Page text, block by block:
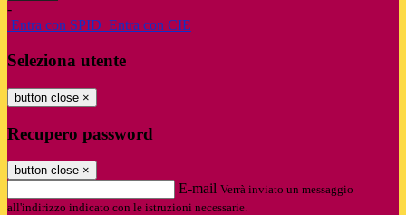
-
Entra con SPID Entra con CIE
Seleziona utente
button close ×
Recupero password
button close ×
E-mail Verrà inviato un messaggio
all'indirizzo indicato con le istruzioni necessarie.